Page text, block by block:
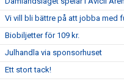
Vi vill bli bättre på att jobba med
Biobiljetter för 109 kr.
Julhandla via sponsorhuset
Ett stort tack!